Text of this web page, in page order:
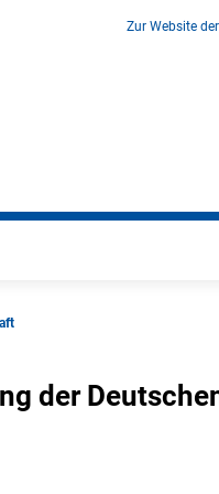
Zur Website
der